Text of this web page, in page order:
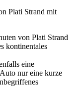
Plati Strand mit
von Plati Strand
kontinentales
eine
nur eine kurze